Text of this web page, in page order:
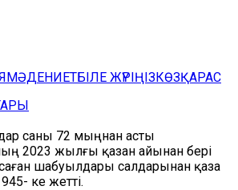
МӘДЕНИЕТБІЛЕ ЖҮРІҢІЗКӨЗҚАРАС
саны 72 мыңнан асты
2023 жылғы қазан айынан бері
шабуылдары салдарынан қаза
ке жетті.